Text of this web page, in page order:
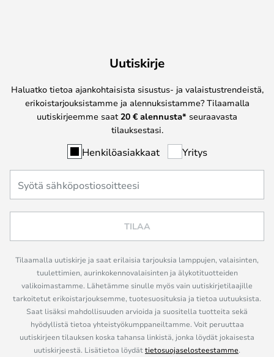
Uutiskirje
Haluatko tietoa ajankohtaisista sisustus- ja valaistustrendeistä,
erikoistarjouksistamme ja alennuksistamme? Tilaamalla
uutiskirjeemme saat 20 € alennusta* seuraavasta
tilauksestasi.
Henkilöasiakkaat Yritys
TILAA
Tilaamalla uutiskirje ja saat erilaisia tarjouksia lamppujen, valaisinten,
tuulettimien, aurinkokennovalaisinten ja älykotituotteiden
valikoimastamme. Lähetämme sinulle myös vain uutiskirjetilaajille
tarkoitetut erikoistarjouksemme, tuotesuosituksia ja tietoa uutuuksista.
Saat lisäksi mahdollisuuden arvioida ja suositella tuotteita sekä
hyödyllistä tietoa yhteistyökumppaneiltamme. Voit peruuttaa
uutiskirjeen tilauksen koska tahansa linkistä, jonka löydät jokaisesta
uutiskirjeestä. Lisätietoa löydättietosuojaselosteestamme.